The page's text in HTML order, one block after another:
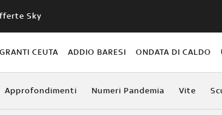
Sky
CEUTA ADDIO BARESI ONDATA DI CALDO
Approfondimenti Numeri Pandemia Vite